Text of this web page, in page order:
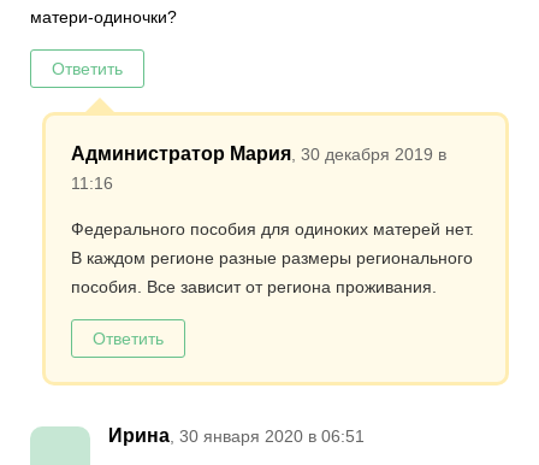
матери-одиночки?
Ответить
Администратор Мария, 30 декабря 2019 в
11:16
Федерального пособия для одиноких матерей нет.
В каждом регионе разные размеры регионального
пособия. Все зависит от региона проживания.
Ответить
Ирина, 30 января 2020 в 06:51